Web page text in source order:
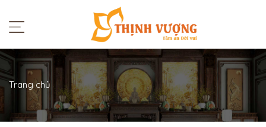
Trang chủ